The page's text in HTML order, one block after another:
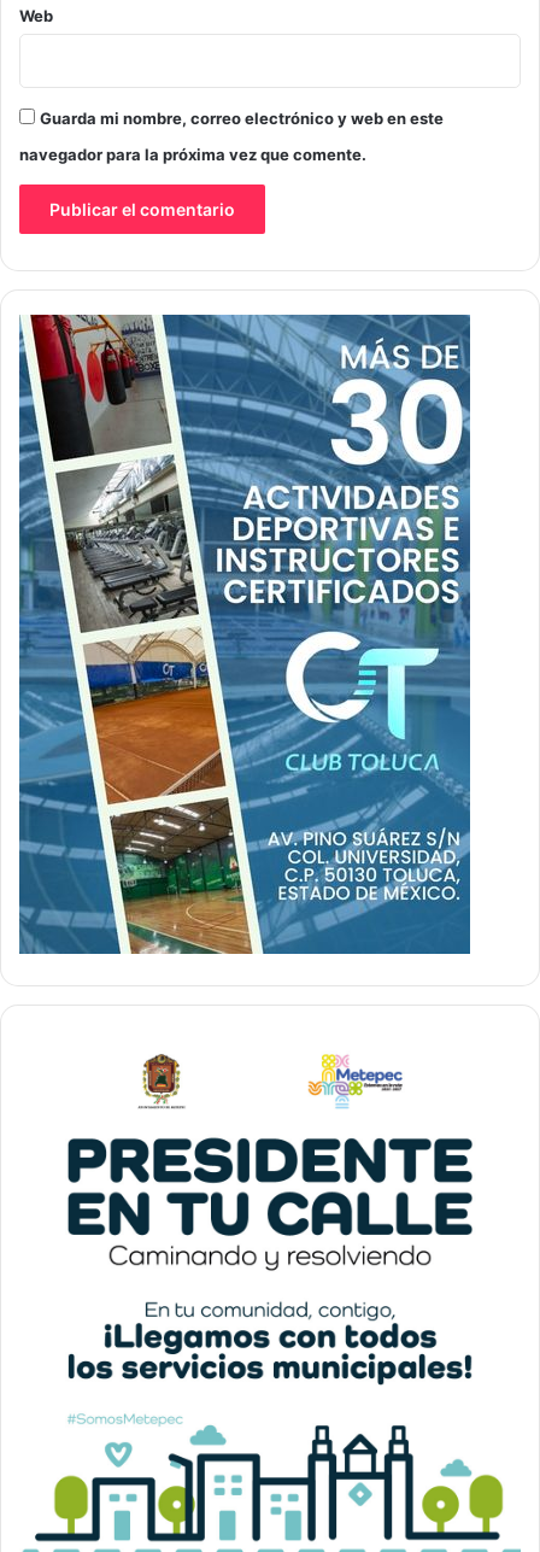
Web
Guarda mi nombre, correo electrónico y web en este
navegador para la próxima vez que comente.